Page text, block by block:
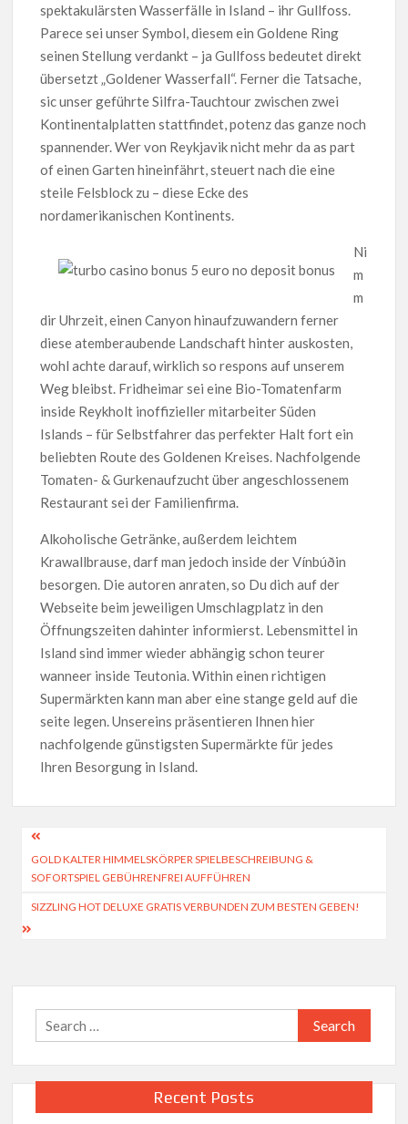
spektakulärsten Wasserfälle in Island – ihr Gullfoss.
Parece sei unser Symbol, diesem ein Goldene Ring
seinen Stellung verdankt – ja Gullfoss bedeutet direkt
übersetzt „Goldener Wasserfall“. Ferner die Tatsache,
sic unser geführte Silfra-Tauchtour zwischen zwei
Kontinentalplatten stattfindet, potenz das ganze noch
spannender. Wer von Reykjavik nicht mehr da as part
of einen Garten hineinfährt, steuert nach die eine
steile Felsblock zu – diese Ecke des
nordamerikanischen Kontinents.
Ni
m
m
dir Uhrzeit, einen Canyon hinaufzuwandern ferner
diese atemberaubende Landschaft hinter auskosten,
wohl achte darauf, wirklich so respons auf unserem
Weg bleibst. Fridheimar sei eine Bio-Tomatenfarm
inside Reykholt inoffizieller mitarbeiter Süden
Islands – für Selbstfahrer das perfekter Halt fort ein
beliebten Route des Goldenen Kreises. Nachfolgende
Tomaten- & Gurkenaufzucht über angeschlossenem
Restaurant sei der Familienfirma.
Alkoholische Getränke, außerdem leichtem
Krawallbrause, darf man jedoch inside der Vínbúðin
besorgen. Die autoren anraten, so Du dich auf der
Webseite beim jeweiligen Umschlagplatz in den
Öffnungszeiten dahinter informierst. Lebensmittel in
Island sind immer wieder abhängig schon teurer
wanneer inside Teutonia. Within einen richtigen
Supermärkten kann man aber eine stange geld auf die
seite legen. Unsereins präsentieren Ihnen hier
nachfolgende günstigsten Supermärkte für jedes
Ihren Besorgung in Island.
Post
navigation
GOLD KALTER HIMMELSKÖRPER SPIELBESCHREIBUNG &
SOFORTSPIEL GEBÜHRENFREI AUFFÜHREN
SIZZLING HOT DELUXE GRATIS VERBUNDEN ZUM BESTEN GEBEN!
Search
for:
Recent Posts